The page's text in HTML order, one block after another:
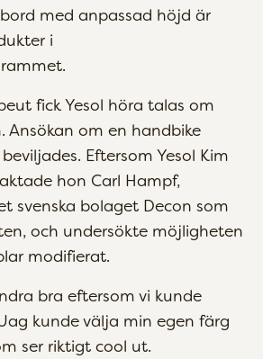
med anpassad höjd är
i
fick Yesol höra talas om
Ansökan om en handbike
Eftersom Yesol Kim
hon Carl Hampf,
svenska bolaget Decon som
och undersökte möjligheten
modifierat.
bra eftersom vi kunde
kunde välja min egen färg
ser riktigt cool ut.